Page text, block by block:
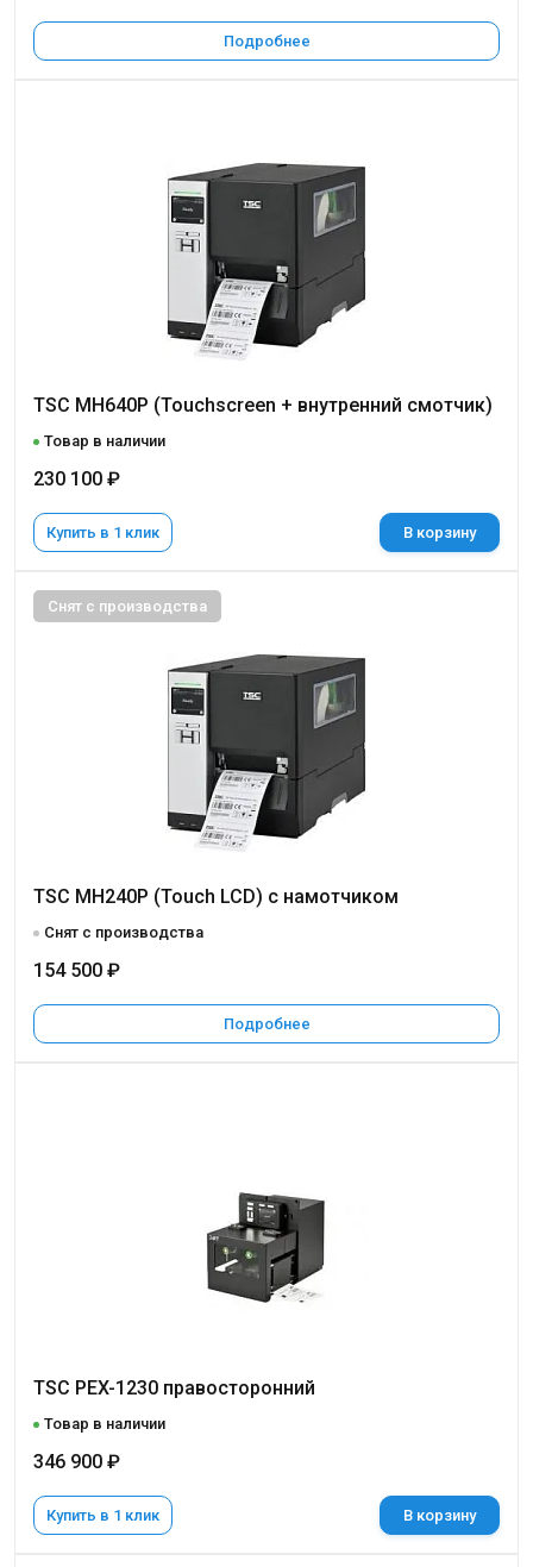
Подробнее
TSC MH640P (Touchscreen + внутренний смотчик)
Товар в наличии
230 100 ₽
Купить в 1 клик В корзину
Снят с производства
TSC MH240P (Touch LCD) с намотчиком
Снят с производства
154 500 ₽
Подробнее
TSC PEX-1230 правосторонний
Товар в наличии
346 900 ₽
Купить в 1 клик В корзину